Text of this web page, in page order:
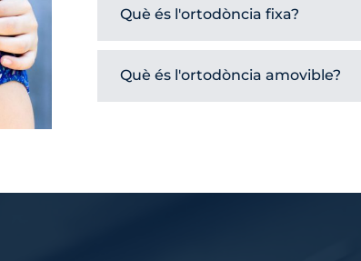
Què és l'ortodòncia fixa?
Què és l'ortodòncia amovible?